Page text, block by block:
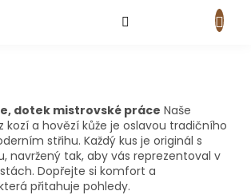
dotek mistrovské práce Naše
kozí a hovězí kůže je oslavou tradičního
střihu. Každý kus je originál s
navržený tak, aby vás reprezentoval v
Dopřejte si komfort a
přitahuje pohledy.